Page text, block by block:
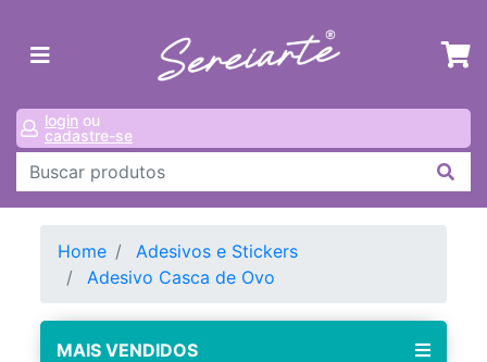
login ou
cadastre-se
Home
Adesivos e Stickers
Adesivo Casca de Ovo
MAIS VENDIDOS